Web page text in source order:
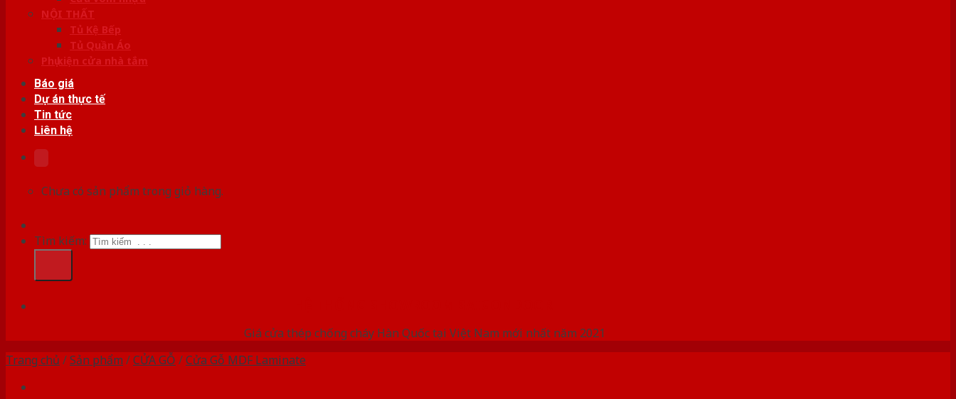
NỘI THẤT
Tủ Kệ Bếp
Tủ Quần Áo
Phụ kiện cửa nhà tắm
Báo giá
Dự án thực tế
Tin tức
Liên hệ
Chưa có sản phẩm trong giỏ hàng.
Tìm kiếm:
Giá cửa thép chống cháy Hàn Quốc tại Việt Nam mới nhất năm 2021
Trang chủ /Sản phẩm /CỬA GỖ /Cửa Gỗ MDF Laminate